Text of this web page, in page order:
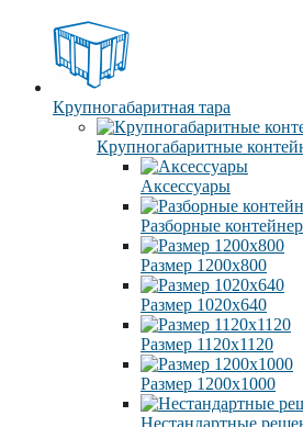
Крупногабаритная тара
Крупногабаритные
Аксессуары
Разборные
Размер 1200х800
Размер 1020х640
Размер 1120х1120
Размер 1200х1000